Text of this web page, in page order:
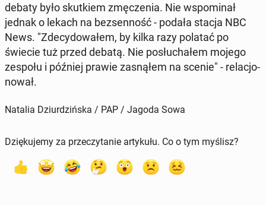
debaty było skut­kiem zmę­cze­nia. Nie wspo­mi­nał
jednak o lekach na bez­sen­ność - podała stacja NBC
News. "Zde­cy­do­wa­łem, by kilka razy polatać po
świecie tuż przed debatą. Nie po­słu­cha­łem mojego
zespołu i później prawie za­sną­łem na scenie" - re­la­cjo­
no­wał.
Natalia Dziurdzińska / PAP / Jagoda Sowa
Dziękujemy za przeczytanie artykułu. Co o tym myślisz?